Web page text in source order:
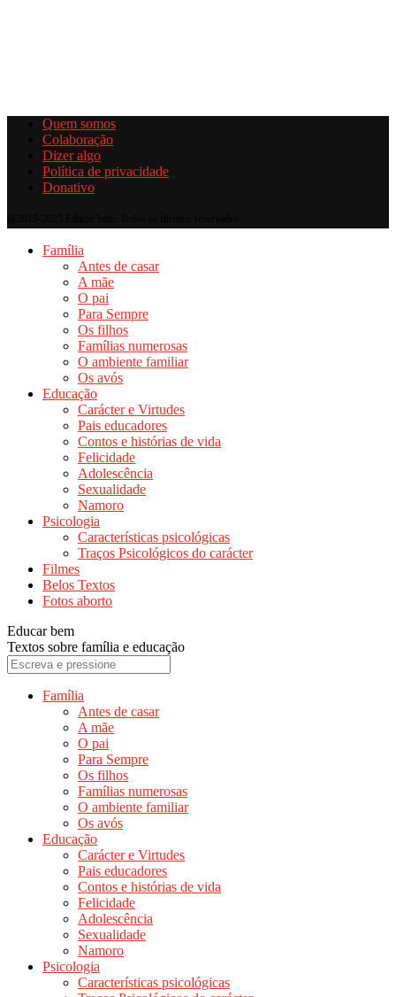
Quem somos
Colaboração
Dizer algo
Política de privacidade
Donativo
Família
Antes de casar
A mãe
O pai
Para Sempre
Os filhos
Famílias numerosas
O ambiente familiar
Os avós
Educação
Carácter e Virtudes
Pais educadores
Contos e histórias de vida
Felicidade
Adolescência
Sexualidade
Namoro
Psicologia
Características psicológicas
Traços Psicológicos do carácter
Filmes
Belos Textos
Fotos aborto
Educar bem
Textos sobre família e educação
Família
Antes de casar
A mãe
O pai
Para Sempre
Os filhos
Famílias numerosas
O ambiente familiar
Os avós
Educação
Carácter e Virtudes
Pais educadores
Contos e histórias de vida
Felicidade
Adolescência
Sexualidade
Namoro
Psicologia
Características psicológicas